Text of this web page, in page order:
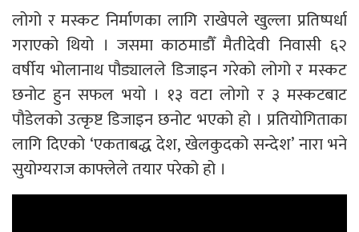
लोगो र मस्कट निर्माणका लागि राखेपले खुल्ला प्रतिष्पर्धा
गराएको थियो । जसमा काठमाडौँ मैतीदेवी निवासी ६२
वर्षीय भोलानाथ पौड्यालले डिजाइन गरेको लोगो र मस्कट
छनोट हुन सफल भयो । १३ वटा लोगो र ३ मस्कटबाट
पौडेलको उत्कृष्ट डिजाइन छनोट भएको हो । प्रतियोगिताका
लागि दिएको ‘एकताबद्ध देश, खेलकुदको सन्देश’ नारा भने
सुयोग्यराज काफ्लेले तयार परेको हो ।